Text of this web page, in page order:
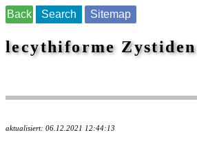
Back Search Sitemap
lecythiforme Zystiden
aktualisiert: 06.12.2021 12:44:13